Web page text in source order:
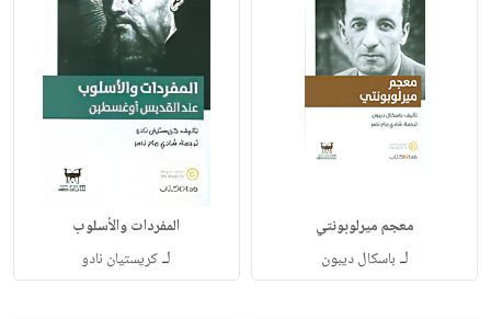
معجم ميرلوبونتي
لـ باسكال ديبون
المفردات والأسلوب
لـكريستيان نادو